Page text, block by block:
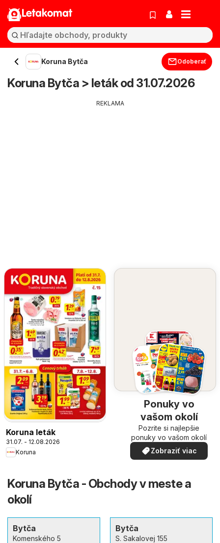
Letakomat
Koruna Bytča Odoberať
Koruna Bytča > leták od 31.07.2026
REKLAMA
Koruna leták
31.07. - 12.08.2026
Koruna
Ponuky vo
vašom okolí
Pozrite si najlepšie
ponuky vo vašom okolí
Zobraziť viac
Koruna Bytča - Obchody v meste a
okolí
Bytča
Komenského 5
Bytča
S. Sakalovej 155